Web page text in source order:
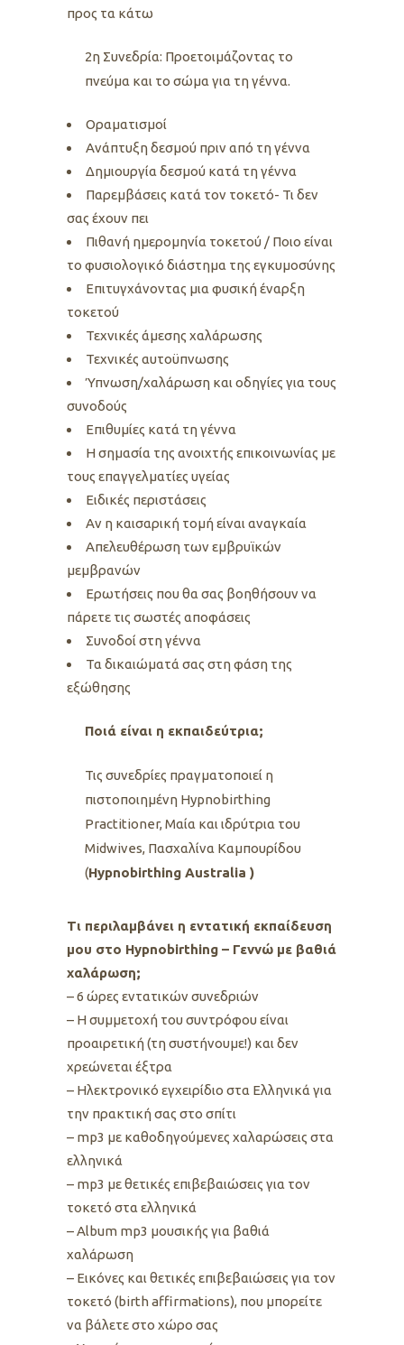
προς τα κάτω
2η Συνεδρία: Προετοιμάζοντας το
πνεύμα και το σώμα για τη γέννα.
Οραματισμοί
Ανάπτυξη δεσμού πριν από τη γέννα
Δημιουργία δεσμού κατά τη γέννα
Παρεμβάσεις κατά τον τοκετό- Τι δεν
σας έχουν πει
Πιθανή ημερομηνία τοκετού / Ποιο είναι
το φυσιολογικό διάστημα της εγκυμοσύνης
Επιτυγχάνοντας μια φυσική έναρξη
τοκετού
Τεχνικές άμεσης χαλάρωσης
Τεχνικές αυτοϋπνωσης
Ύπνωση/χαλάρωση και οδηγίες για τους
συνοδούς
Επιθυμίες κατά τη γέννα
Η σημασία της ανοιχτής επικοινωνίας με
τους επαγγελματίες υγείας
Ειδικές περιστάσεις
Αν η καισαρική τομή είναι αναγκαία
Απελευθέρωση των εμβρυϊκών
μεμβρανών
Ερωτήσεις που θα σας βοηθήσουν να
πάρετε τις σωστές αποφάσεις
Συνοδοί στη γέννα
Τα δικαιώματά σας στη φάση της
εξώθησης
Ποιά είναι η εκπαιδεύτρια;
Τις συνεδρίες πραγματοποιεί η
πιστοποιημένη Ηypnobirthing
Practitioner, Μαία και ιδρύτρια του
Midwives, Πασχαλίνα Καμπουρίδου
(Ηypnobirthing Australia )
Tι περιλαμβάνει η εντατική εκπαίδευση
μου στο Hypnobirthing – Γεννώ με βαθιά
χαλάρωση;
– 6 ώρες εντατικών συνεδριών
– Η συμμετοχή του συντρόφου είναι
προαιρετική (τη συστήνουμε!) και δεν
χρεώνεται έξτρα
– Ηλεκτρονικό εγχειρίδιο στα Ελληνικά για
την πρακτική σας στο σπίτι
– mp3 με καθοδηγούμενες χαλαρώσεις στα
ελληνικά
– mp3 με θετικές επιβεβαιώσεις για τον
τοκετό στα ελληνικά
– Album mp3 μουσικής για βαθιά
χαλάρωση
– Εικόνες και θετικές επιβεβαιώσεις για τον
τοκετό (birth affirmations), που μπορείτε
να βάλετε στο χώρο σας